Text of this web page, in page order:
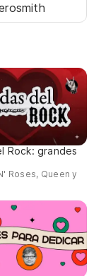
Rock: grandes
Roses, Queen y